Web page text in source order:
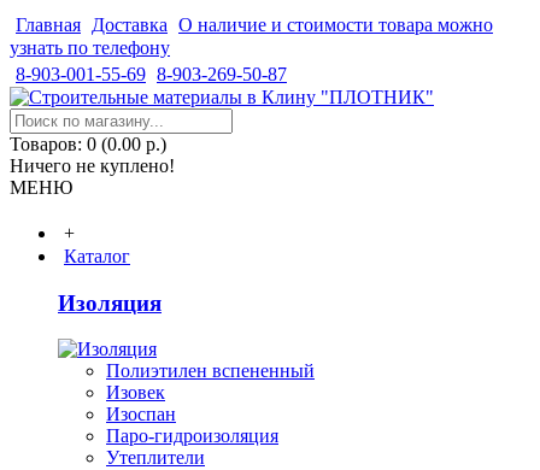
Главная Доставка О наличие и стоимости товара можно
узнать по телефону
8-903-001-55-69 8-903-269-50-87
Товаров: 0 (0.00 р.)
Ничего не куплено!
МЕНЮ
+
Каталог
Изоляция
Полиэтилен вспененный
Изовек
Изоспан
Паро-гидроизоляция
Утеплители